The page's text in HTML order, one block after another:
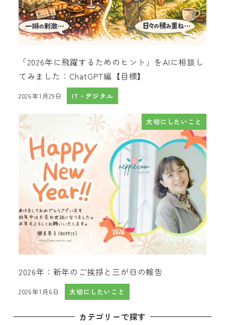
「2026年に飛躍するためのヒント」をAIに相談し
てみました：ChatGPT編【目標】
投稿日
2026年1月29日 IT・デジタル
大切にしたいこと
2026年：新年のご挨拶と三が日の報告
投稿日
2026年1月6日 大切にしたいこと
カテゴリーで探す